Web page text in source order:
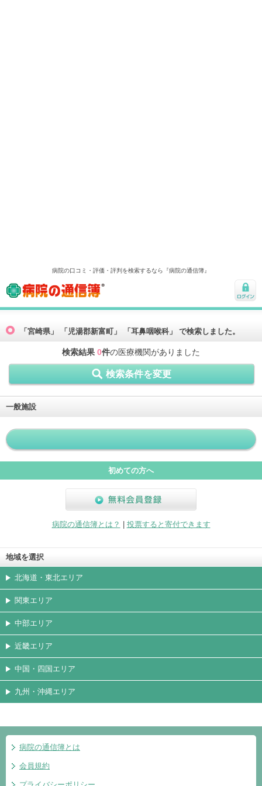
病院の口コミ・評価・評判を検索するなら『病院の通信簿』
病院の通信簿
ログ
「宮崎県」 「児湯郡新富町」 「耳鼻咽喉科」 で検索しました。
検索結果 0件の医療機関がありました
検索条件を変更
一般施設
初めての方へ
病院の通信簿とは？
投票すると寄付できます
地域を選択
北海道・東北エリア
関東エリア
中部エリア
近畿エリア
中国・四国エリア
九州・沖縄エリア
病院の通信簿とは
会員規約